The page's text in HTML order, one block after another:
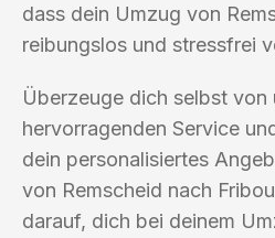
dass dein Umzug von
reibungslos und stressfrei
Überzeuge dich selbst von
hervorragenden Service
dein personalisiertes
von Remscheid nach
darauf, dich bei deinem